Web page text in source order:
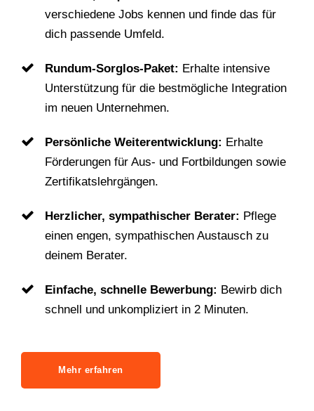
verschiedene Jobs kennen und finde das für
dich passende Umfeld.
Rundum-Sorglos-Paket: Erhalte intensive
Unterstützung für die bestmögliche Integration
im neuen Unternehmen.
Persönliche Weiterentwicklung: Erhalte
Förderungen für Aus- und Fortbildungen sowie
Zertifikatslehrgängen.
Herzlicher, sympathischer Berater: Pflege
einen engen, sympathischen Austausch zu
deinem Berater.
Einfache, schnelle Bewerbung: Bewirb dich
schnell und unkompliziert in 2 Minuten.
Mehr erfahren